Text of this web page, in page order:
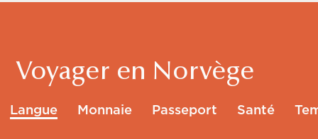
Voyager en Norvège
Langue Monnaie Passeport Santé